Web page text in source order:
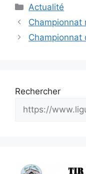
Catégories
Actualité
Navigation
des
Championnat
Championnat
Rechercher